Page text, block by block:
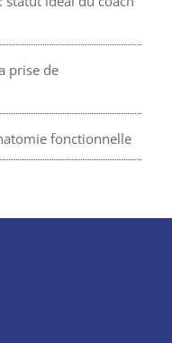
prise de
fonctionnelle